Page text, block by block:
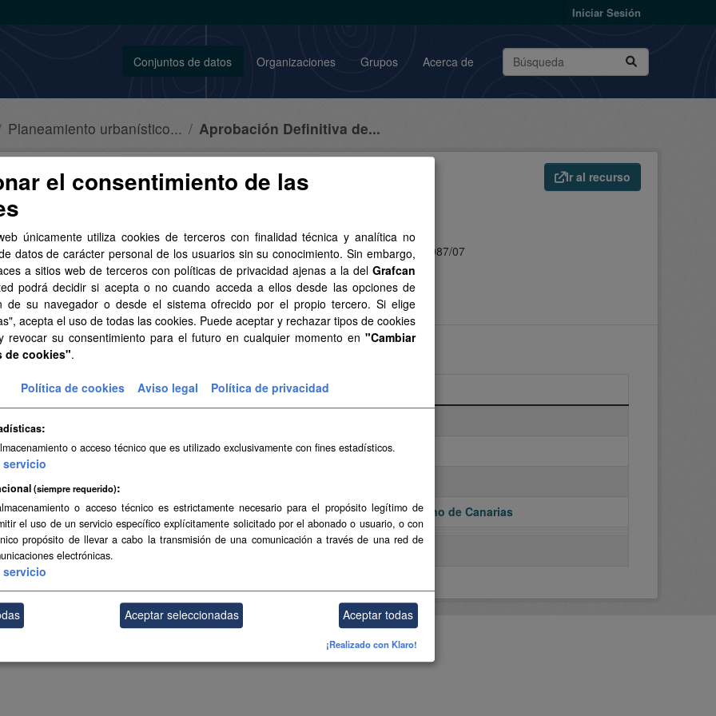
Iniciar Sesión
Conjuntos de datos Organizaciones Grupos Acerca de
Planeamiento urbanístico... Aprobación Definitiva de...
Ir al recurso
General de...
fip/380103_cea10505f0266bdd983a7be920d86ada.zip
de Ordenación de Buenavista del Norte, publicado el 11/06/2007 en el BOC 087/07
adicional
Valor
actualización de los datos
actualización de los metadatos
13 de diciembre de 2017
Aviso Legal del Gobierno de Canarias
el consentimiento de las
únicamente utiliza cookies de terceros con finalidad técnica y analítica no
datos de carácter personal de los usuarios sin su conocimiento. Sin embargo,
a sitios web de terceros con políticas de privacidad ajenas a la del Grafcan
podrá decidir si acepta o no cuando acceda a ellos desde las opciones de
de su navegador o desde el sistema ofrecido por el propio tercero. Si elige
acepta el uso de todas las cookies. Puede aceptar y rechazar tipos de cookies
revocar su consentimiento para el futuro en cualquier momento en "Cambiar
de cookies".
Política de cookies Aviso legal Política de privacidad
o acceso técnico que es utilizado exclusivamente con fines estadísticos.
servicio
(siempre requerido)
o acceso técnico es estrictamente necesario para el propósito legítimo de
el uso de un servicio específico explícitamente solicitado por el abonado o usuario, o con
propósito de llevar a cabo la transmisión de una comunicación a través de una red de
electrónicas.
servicio
Aceptar seleccionadas Aceptar todas
¡Realizado con Klaro!